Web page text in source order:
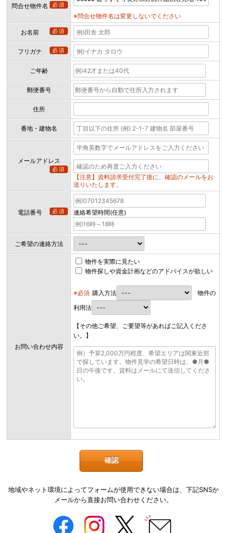
問合せ物件名 必須
※問合せ物件名は変更しないでください
お名前 必須
フリガナ 必須
ご年齢
郵便番号
住所
番地・建物名
メールアドレス
必須
【注意】資料請求受付完了後に、確認のメールをお
送りいたします。
電話番号 必須 連絡希望時間(任意)
ご希望の連絡方法
お問い合わせ内容
物件を実際に見たい
物件探しや資金計画などのアドバイスが欲しい
※必須 購入方法
物件の
利用法
【その他ご希望、ご要望等があればご記入くださ
い。】
地域やネット環境によってフォームが使用できない場合は、下記SNSか
メールから直接お問い合わせください。